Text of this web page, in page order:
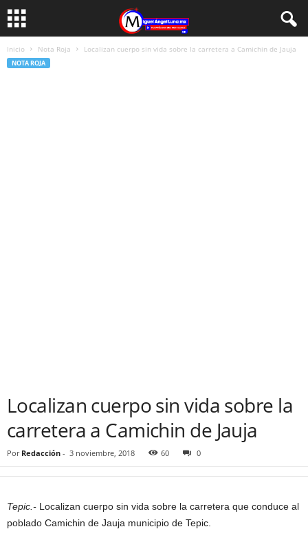
Inicio Nota Roja Localizan cuerpo sin vida sobre la carretera a Camichin de Jauja
NOTA ROJA
Localizan cuerpo sin vida sobre la
carretera a Camichin de Jauja
Por Redacción - 3 noviembre, 2018 60 0
Tepic.- Localizan cuerpo sin vida sobre la carretera que conduce al
poblado Camichin de Jauja municipio de Tepic.